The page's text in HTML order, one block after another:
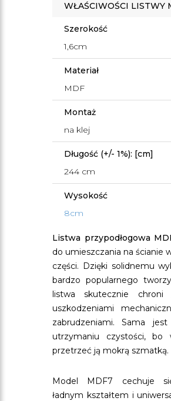
WŁAŚCIWOŚCI LISTWY
Szerokość
1,6cm
Materiał
MDF
Montaż
na klej
Długość (+/- 1%): [cm]
244 cm
Wysokość
8cm
Listwa przypodłogowa
do umieszczania na ścianie
części. Dzięki solidnemu
bardzo popularnego
listwa skutecznie chroni
uszkodzeniami
zabrudzeniami. Sama
utrzymaniu czystości, bo
przetrzeć ją mokrą szmatką.
Model MDF7 cechuje
ładnym kształtem i